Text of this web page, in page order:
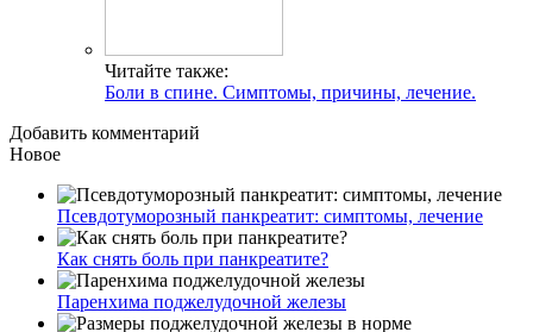
Читайте также:
Боли в спине. Симптомы, причины, лечение.
Добавить комментарий
Новое
Псевдотуморозный панкреатит: симптомы, лечение
Как снять боль при панкреатите?
Паренхима поджелудочной железы